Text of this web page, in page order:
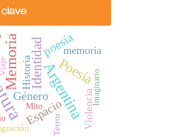
Memoria Argentina
Poesía
Identidadpoesía
Género
Espacio Violencia
memoria
Historia
Viaje
Mito
Terror
Imaginario